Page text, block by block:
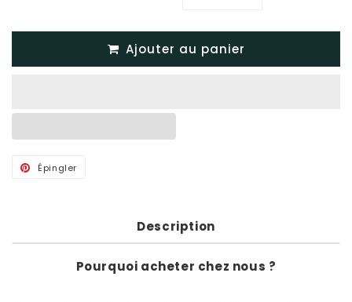
Ajouter au panier
Épingler
Description
Pourquoi acheter chez nous ?